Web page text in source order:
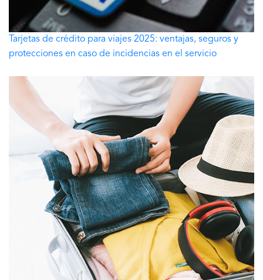
Tarjetas de crédito para viajes 2025: ventajas, seguros y
protecciones en caso de incidencias en el servicio